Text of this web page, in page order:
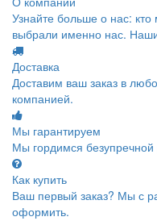
Узнайте больше о нас:
выбрали именно нас.
Доставка
Доставим ваш заказ в
компанией.
Мы гарантируем
Мы гордимся
Как купить
Ваш первый заказ? Мы с
оформить.